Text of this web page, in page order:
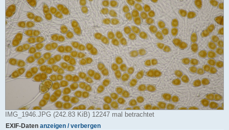
IMG_1946.JPG (242.83 KiB) 12247 mal betrachtet
EXIF-Daten anzeigen / verbergen